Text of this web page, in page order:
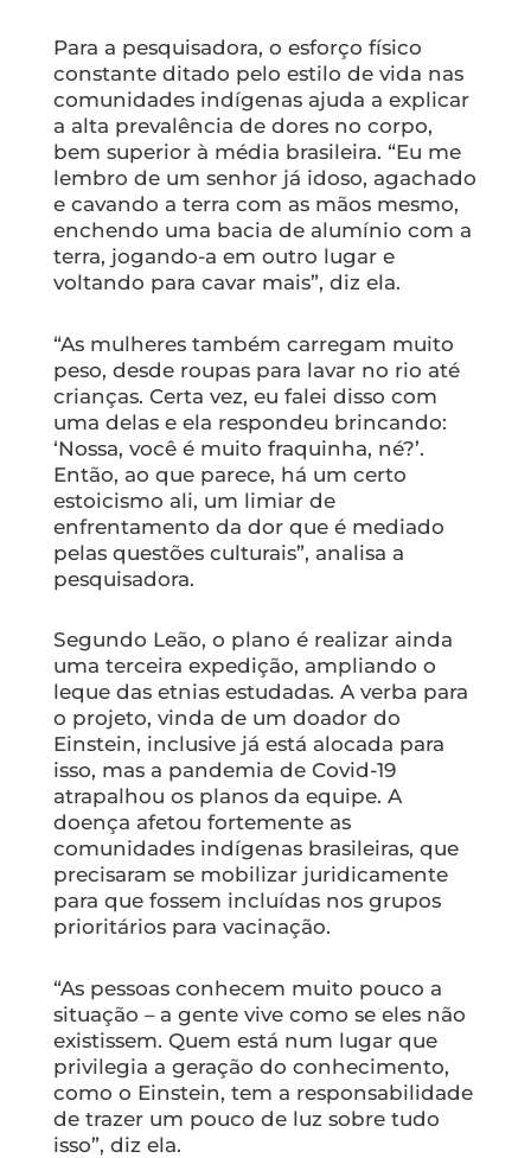
Para a pesquisadora, o esforço físico
constante ditado pelo estilo de vida nas
comunidades indígenas ajuda a explicar
a alta prevalência de dores no corpo,
bem superior à média brasileira. “Eu me
lembro de um senhor já idoso, agachado
e cavando a terra com as mãos mesmo,
enchendo uma bacia de alumínio com a
terra, jogando-a em outro lugar e
voltando para cavar mais”, diz ela.
“As mulheres também carregam muito
peso, desde roupas para lavar no rio até
crianças. Certa vez, eu falei disso com
uma delas e ela respondeu brincando:
‘Nossa, você é muito fraquinha, né?’.
Então, ao que parece, há um certo
estoicismo ali, um limiar de
enfrentamento da dor que é mediado
pelas questões culturais”, analisa a
pesquisadora.
Segundo Leão, o plano é realizar ainda
uma terceira expedição, ampliando o
leque das etnias estudadas. A verba para
o projeto, vinda de um doador do
Einstein, inclusive já está alocada para
isso, mas a pandemia de Covid-19
atrapalhou os planos da equipe. A
doença afetou fortemente as
comunidades indígenas brasileiras, que
precisaram se mobilizar juridicamente
para que fossem incluídas nos grupos
prioritários para vacinação.
“As pessoas conhecem muito pouco a
situação – a gente vive como se eles não
existissem. Quem está num lugar que
privilegia a geração do conhecimento,
como o Einstein, tem a responsabilidade
de trazer um pouco de luz sobre tudo
isso”, diz ela.